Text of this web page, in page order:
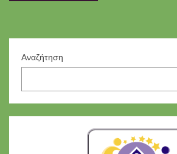
Αναζήτηση